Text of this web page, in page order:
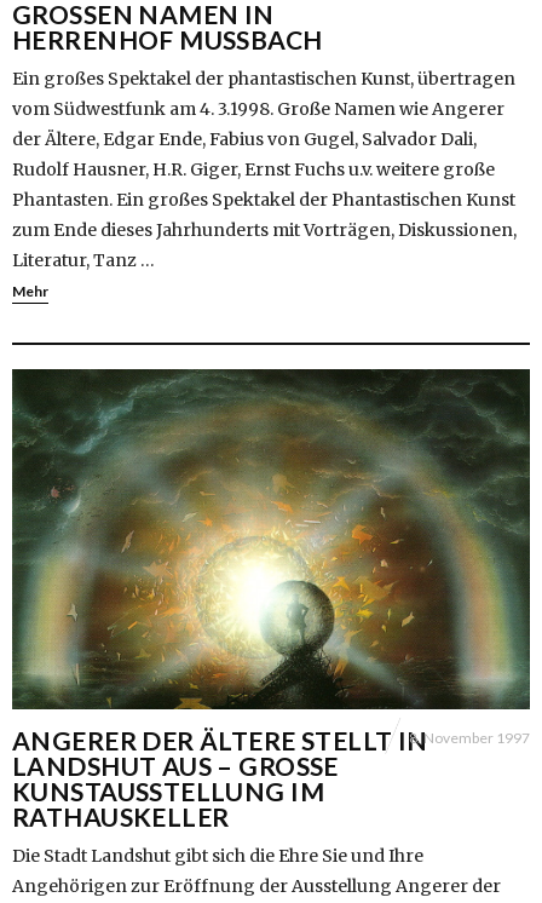
GROSSEN NAMEN IN H
ERRENHOF MUSSBACH
Ein großes Spektakel der phantastischen Kunst, übertragen
vom Südwestfunk am 4. 3.1998. Große Namen wie Angerer
der Ältere, Edgar Ende, Fabius von Gugel, Salvador Dali,
Rudolf Hausner, H.R. Giger, Ernst Fuchs u.v. weitere große
Phantasten. Ein großes Spektakel der Phantastischen Kunst
zum Ende dieses Jahrhunderts mit Vorträgen, Diskussionen,
Literatur, Tanz …
Mehr
ANGERER DER ÄLTERE STELLT IN
LANDSHUT AUS – GROSSE
KUNSTAUSSTELLUNG IM
RATHAUSKELLER
8. November 1997
Die Stadt Landshut gibt sich die Ehre Sie und Ihre
Angehörigen zur Eröffnung der Ausstellung Angerer der